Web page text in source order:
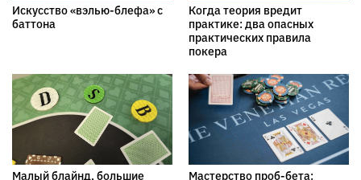
Искусство «вэлью-блефа» с
баттона
Когда теория вредит
практике: два опасных
практических правила
покера
Малый блайнд, большие
Мастерство проб-бета: